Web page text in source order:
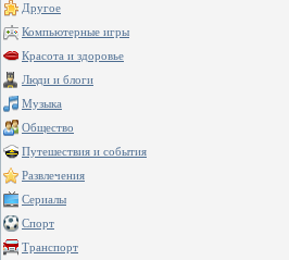
Другое
Компьютерные игры
Красота и здоровье
Люди и блоги
Музыка
Общество
Путешествия и события
Развлечения
Сериалы
Спорт
Транспорт